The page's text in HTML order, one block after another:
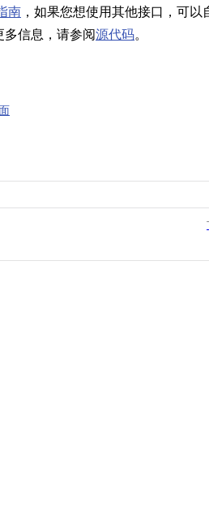
南 ，如果您想使用其他接口，可以
多信息，请参阅源代码。